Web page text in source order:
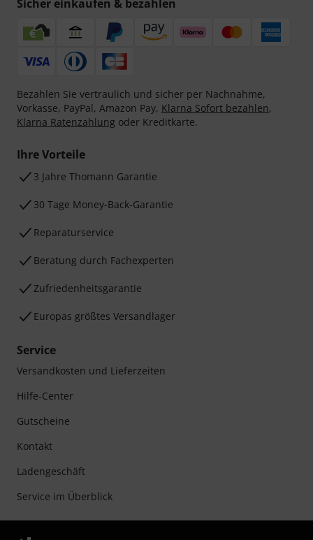
Sicher einkaufen & bezahlen
Bezahlen Sie vertraulich und sicher per Nachnahme,
Vorkasse, PayPal, Amazon Pay, Klarna Sofort bezahlen,
Klarna Ratenzahlung oder Kreditkarte.
Ihre Vorteile
3 Jahre Thomann Garantie
30 Tage Money-Back-Garantie
Reparaturservice
Beratung durch Fachexperten
Zufriedenheitsgarantie
Europas größtes Versandlager
Service
Versandkosten und Lieferzeiten
Hilfe-Center
Gutscheine
Kontakt
Ladengeschäft
Service im Überblick